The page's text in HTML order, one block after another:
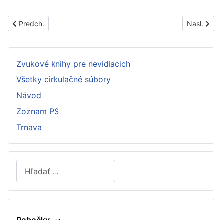
Predchádzajúci článok: PS1527A
Predch. Nasl.
Zvukové knihy pre nevidiacich
Všetky cirkulačné súbory
Návod
Zoznam PS
Trnava
Hľadať
Type 2 or more characters for results.